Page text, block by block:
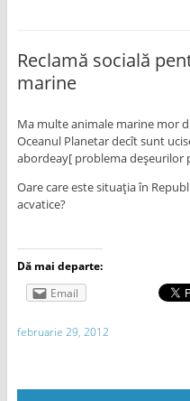
Reclamă socială
marine
Ma multe animale marine mor
Oceanul Planetar decît sunt
abordeay[ problema deşeurilor
Oare care este situaţia în
acvatice?
Dă mai departe:
Email
februarie 29, 2012